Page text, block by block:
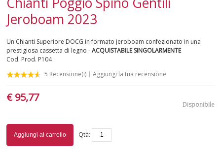
Jeroboam 2023
Un Chianti Superiore DOCG in formato jeroboam confezionato in una
prestigiosa cassetta di legno -ACQUISTABILE SINGOLARMENTE
Cod. Prod. P104
5 Recensione(i) Aggiungi la tua recensione
Disponibile
€ 95,77
Aggiungi al carrello Qtà: